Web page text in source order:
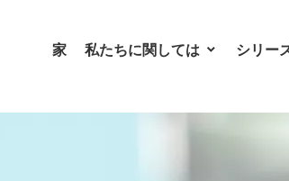
家 私たちに関しては シリー